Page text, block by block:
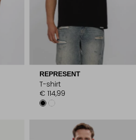
REPRESENT
T-shirt
€ 114,99